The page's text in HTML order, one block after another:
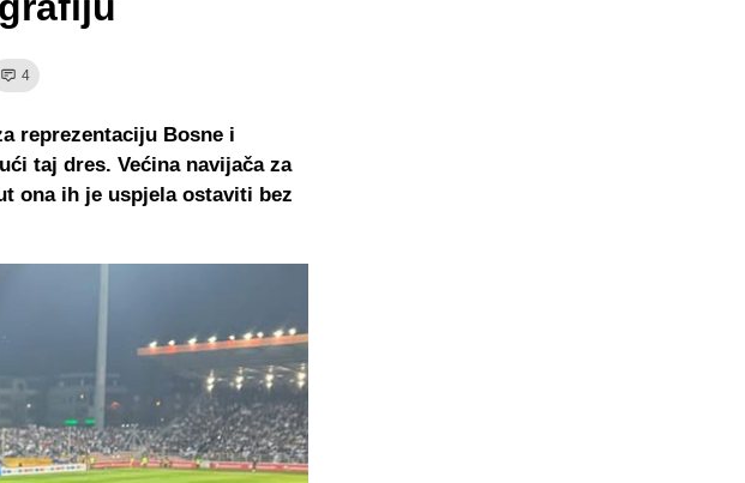
4
reprezentaciju Bosne i
taj dres. Većina navijača za
ona ih je uspjela ostaviti bez